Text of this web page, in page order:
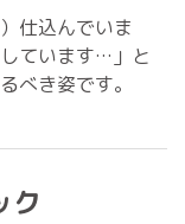
仕込んでいま
ています…」と
べき姿です。
ク